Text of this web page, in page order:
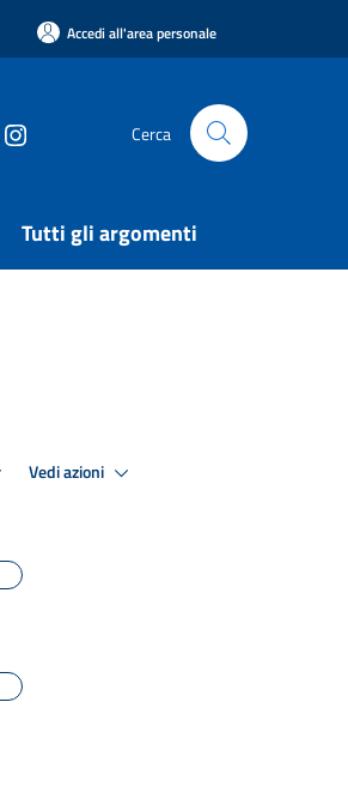
Accedi all'area personale
Cerca
Tutti gli argomenti
Vedi azioni